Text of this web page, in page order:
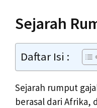
Sejarah
Daftar Isi :
Sejarah rumput
berasal dari Afrika,